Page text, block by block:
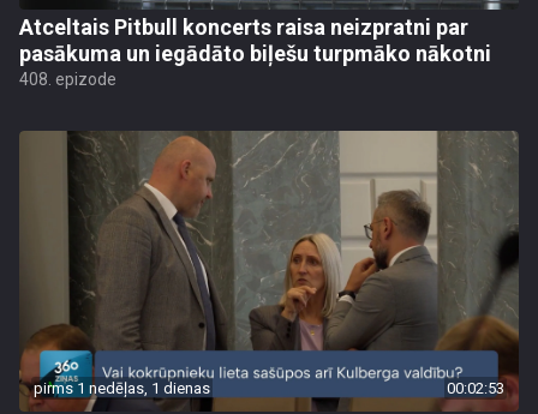
Atceltais Pitbull koncerts raisa neizpratni par
pasākuma un iegādāto biļešu turpmāko nākotni
408. epizode
pirms 1 nedēļas, 1 dienas 00:02:53